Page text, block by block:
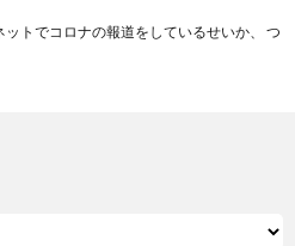
トでコロナの報道をしているせいか、 つ